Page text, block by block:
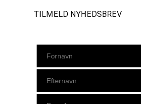
TILMELD NYHEDSBREV